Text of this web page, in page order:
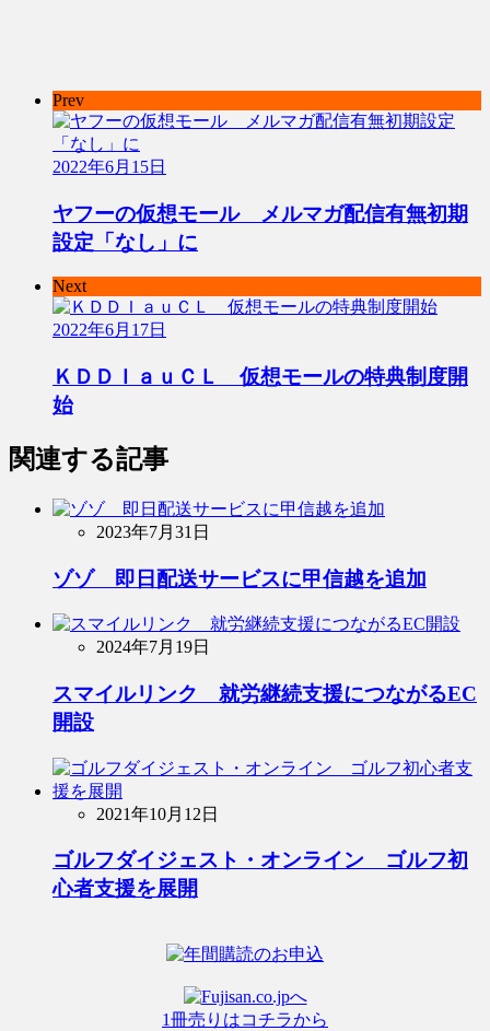
Prev
2022年6月15日
ヤフーの仮想モール メルマガ配信有無初期
設定「なし」に
Next
2022年6月17日
ＫＤＤＩａｕＣＬ 仮想モールの特典制度開
始
関連する記事
2023年7月31日
ゾゾ 即日配送サービスに甲信越を追加
2024年7月19日
スマイルリンク 就労継続支援につながるEC
開設
2021年10月12日
ゴルフダイジェスト・オンライン ゴルフ初
心者支援を展開
1冊売りはコチラから